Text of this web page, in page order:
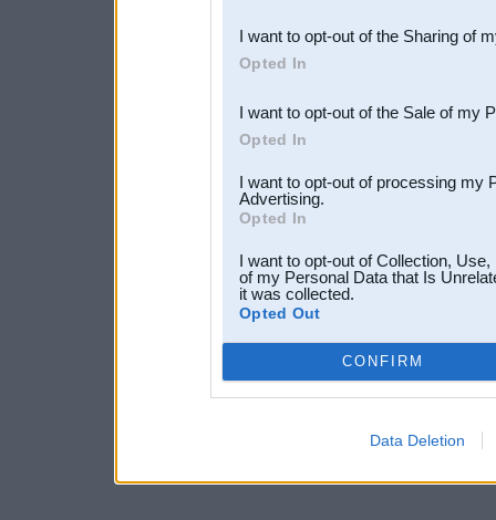
Downstream Participants
third parties.
I want to opt-out of the Sharing of
Opted In
I want to opt-out of the Sale of my
Opted In
I want to opt-out of processing my
Advertising.
Opted In
I want to opt-out of Collection,
of my Personal Data that Is
it was collected.
Opted Out
CONFIRM
Data Deletion